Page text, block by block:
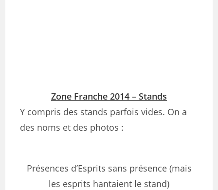
Zone Franche 2014 – Stands
Y compris des stands parfois vides. On a
des noms et des photos :
Présences d’Esprits sans présence (mais
les esprits hantaient le stand)